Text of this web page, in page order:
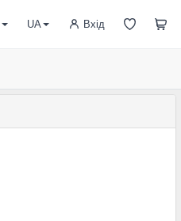
Вхід
UA